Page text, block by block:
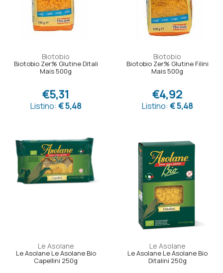
Biotobio
Biotobio Zer% Glutine Ditali
Mais 500g
€5,31
Listino: € 5,48
Biotobio
Biotobio Zer% Glutine Filini
Mais 500g
€4,92
Listino: € 5,48
Le Asolane
Le Asolane Le Asolane Bio
Capellini 250g
Le Asolane
Le Asolane Le Asolane Bio
Ditalini 250g